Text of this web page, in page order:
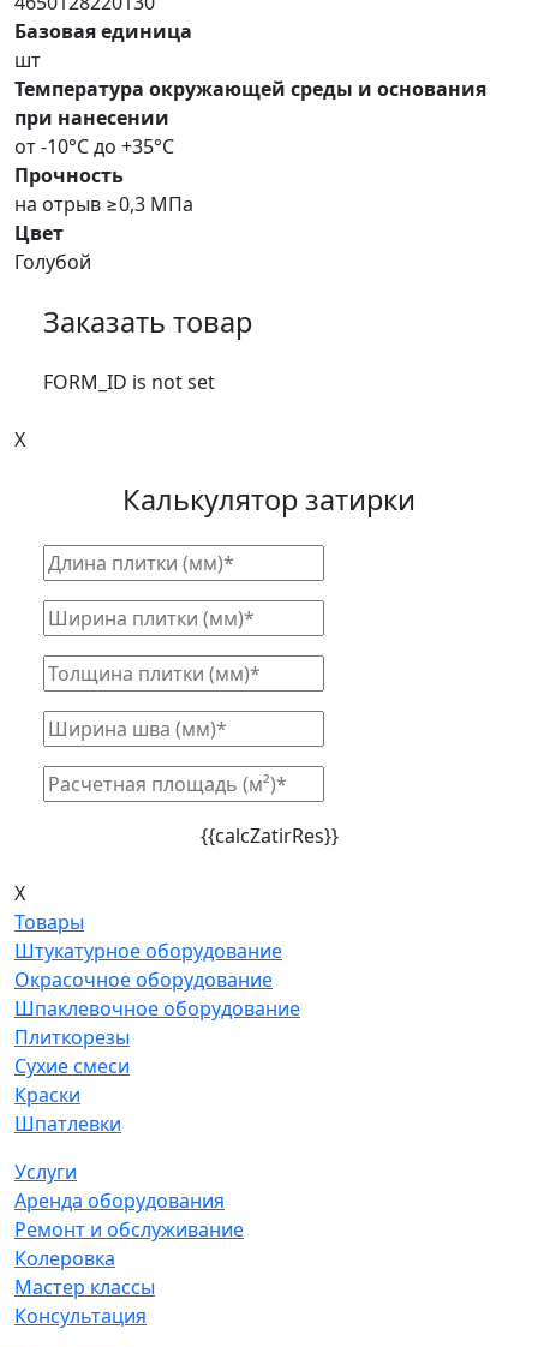
Базовая единица
шт
Температура окружающей среды и основания
при нанесении
от -10°C до +35°C
Прочность
на отрыв ≥0,3 МПа
Цвет
Голубой
Заказать товар
FORM_ID is not set
X
Калькулятор затирки
{{calcZatirRes}}
X
Товары
Штукатурное оборудование
Окрасочное оборудование
Шпаклевочное оборудование
Плиткорезы
Сухие смеси
Краски
Шпатлевки
Услуги
Аренда оборудования
Ремонт и обслуживание
Колеровка
Мастер классы
Консультация